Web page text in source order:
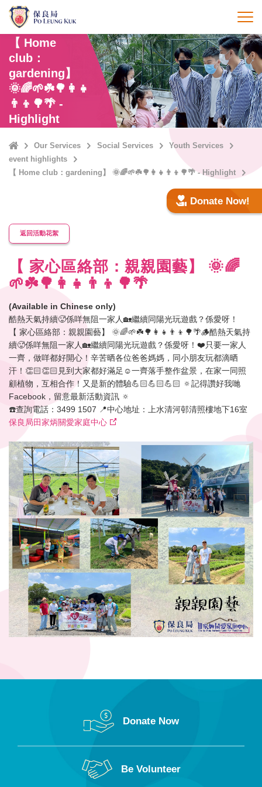
Skip
main
content
打
【 Home
club：
gardening】
🌞🌈🌱☘️🌳👩‍👧
👨‍👦🌳🌴 -
Highlight
HomeOur Services Social Services
Youth Services
event highlights
【 Home club：gardening】 🌞🌈🌱☘️🌳👩‍👧👨‍👦🌳🌴 - Highlight
Donate Now!
返回活動花絮
【 家心區絡部：親親園藝】 🌞🌈
🌱☘️🌳👩‍👧👨‍👦🌳🌴
(Available in Chinese only)
酷熱天氣持續🥵係咩無阻一家人🏡繼續同陽光玩遊戲？係愛呀！
【 家心區絡部：親親園藝】 🌞🌈🌱☘️🌳👩‍👧👨‍👦🌳🌴🪵酷熱天氣持
續🥵係咩無阻一家人🏡繼續同陽光玩遊戲？係愛呀！❤️只要一家人
一齊，做咩都好開心！辛苦晒各位爸爸媽媽，同小朋友玩都滴晒
汗！👏🏻👏🏻見到大家都好滿足☺️一齊落手整作盆景，在家一同照
顧植物，互相合作！又是新的體驗💪🏻💪🏻💪🏻 🔅記得讚好我哋
Facebook，留意最新活動資訊 🔅
☎️查詢電話：3499 1507 📍中心地址：上水清河邨清照樓地下16室
保良局田家炳關愛家庭中心
Donate Now
Be Volunteer